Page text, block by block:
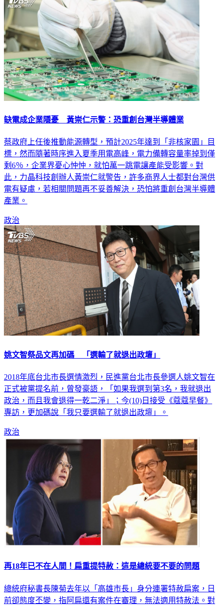
缺電成企業隱憂 黃崇仁示警：恐重創台灣半導體業
蔡政府上任後推動能源轉型，預計2025年達到「非核家園」目
標，然而隨著時序進入夏季用電高峰，電力備轉容量率掉到僅
剩6％，企業界憂心忡忡，就怕萬一跳電讓產能受影響。對
此，力晶科技創辦人黃崇仁就警告，許多商界人士都對台灣供
電有疑慮，若相關問題再不妥善解決，恐怕將重創台灣半導體
產業。
政治
姚文智祭品文再加碼 「選輸了就退出政壇」
2018年底台北市長選情激烈，民進黨台北市長參選人姚文智在
正式被黨提名前，曾發豪語，「如果我選到第3名，我就退出
政治，而且我會退得一乾二淨」；今(10)日接受《蔻蔻早餐》
專訪，更加碼說「我只要選輸了就退出政壇」。
政治
再18年已不在人間！扁重提特赦：這是總統要不要的問題
總統府秘書長陳菊去年以「高雄市長」身分連署特赦扁案，日
前卻態度丕變，指阿扁還有案件在審理，無法適用特赦法。對